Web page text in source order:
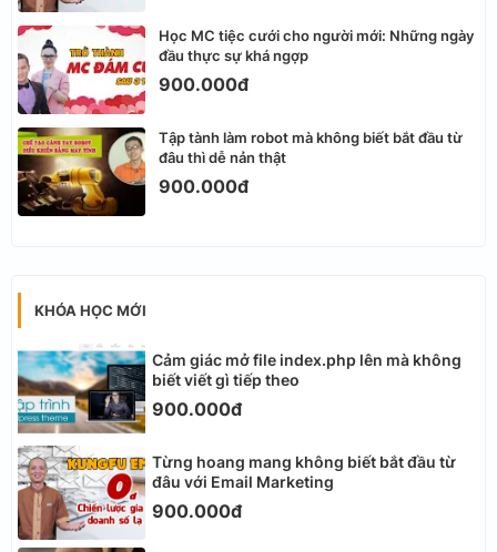
Học MC tiệc cưới cho người mới: Những ngày
đầu thực sự khá ngợp
900.000đ
Tập tành làm robot mà không biết bắt đầu từ
đâu thì dễ nản thật
900.000đ
KHÓA HỌC MỚI
Cảm giác mở file index.php lên mà không
biết viết gì tiếp theo
900.000đ
Từng hoang mang không biết bắt đầu từ
đâu với Email Marketing
900.000đ